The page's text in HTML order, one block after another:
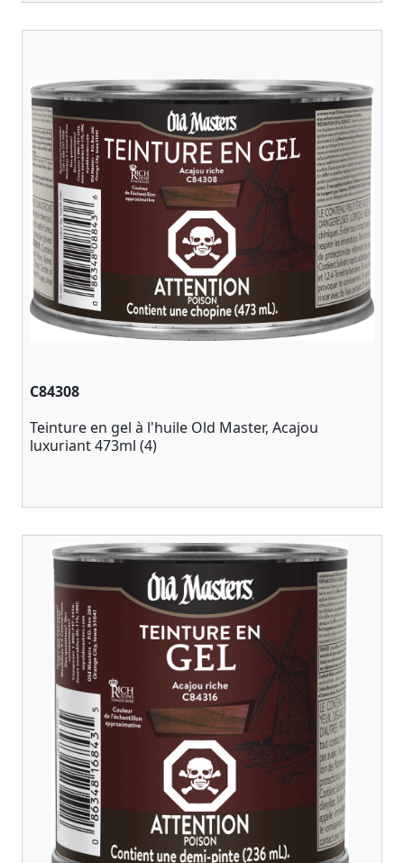
C84308
Teinture en gel à l'huile Old Master, Acajou
luxuriant 473ml (4)